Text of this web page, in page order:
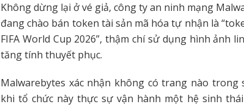
Không dừng lại ở vé giả, công ty an ninh mạng
đang chào bán token tài sản mã hóa tự nhận là
FIFA World Cup 2026”, thậm chí sử dụng hình ảnh
tăng tính thuyết phục.
Malwarebytes xác nhận không có trang nào trong
khi tổ chức này thực sự vận hành một hệ sinh